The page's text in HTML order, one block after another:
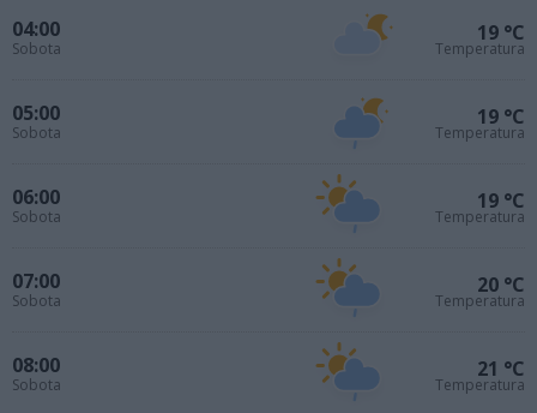
04:00
Sobota
19 °C
Temperatura
05:00
Sobota
19 °C
Temperatura
06:00
Sobota
19 °C
Temperatura
07:00
Sobota
20 °C
Temperatura
08:00
Sobota
21 °C
Temperatura